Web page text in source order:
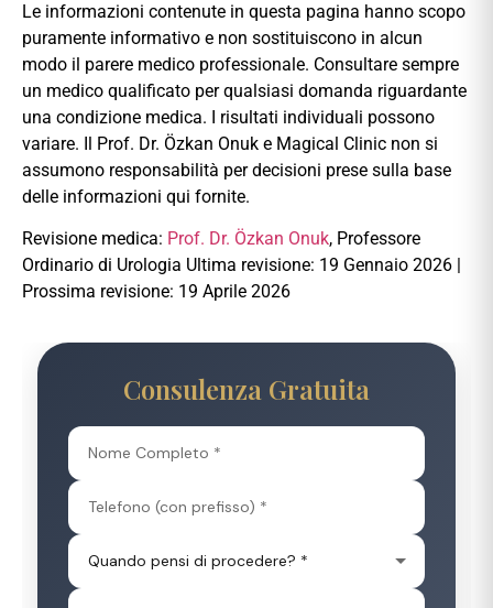
Consulenza Gratuita
Le informazioni contenute in questa pagina hanno scopo
puramente informativo e non sostituiscono in alcun
modo il parere medico professionale. Consultare sempre
un medico qualificato per qualsiasi domanda riguardante
una condizione medica. I risultati individuali possono
variare. Il Prof. Dr. Özkan Onuk e Magical Clinic non si
assumono responsabilità per decisioni prese sulla base
delle informazioni qui fornite.
Revisione medica: Prof. Dr. Özkan Onuk, Professore
Ordinario di Urologia Ultima revisione: 19 Gennaio 2026 |
Prossima revisione: 19 Aprile 2026